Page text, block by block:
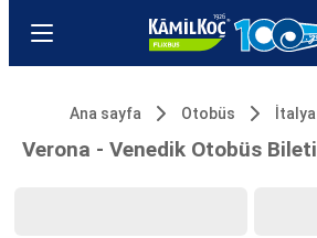
Ana sayfa Otobüs İtalya
Verona - Venedik Otobüs Bileti